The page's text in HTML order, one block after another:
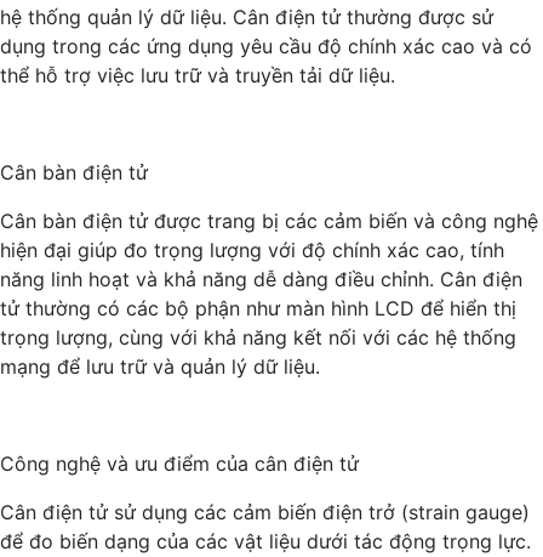
hệ thống quản lý dữ liệu. Cân điện tử thường được sử
dụng trong các ứng dụng yêu cầu độ chính xác cao và có
thể hỗ trợ việc lưu trữ và truyền tải dữ liệu.
Cân bàn điện tử
Cân bàn điện tử được trang bị các cảm biến và công nghệ
hiện đại giúp đo trọng lượng với độ chính xác cao, tính
năng linh hoạt và khả năng dễ dàng điều chỉnh. Cân điện
tử thường có các bộ phận như màn hình LCD để hiển thị
trọng lượng, cùng với khả năng kết nối với các hệ thống
mạng để lưu trữ và quản lý dữ liệu.
Công nghệ và ưu điểm của cân điện tử
Cân điện tử sử dụng các cảm biến điện trở (strain gauge)
để đo biến dạng của các vật liệu dưới tác động trọng lực.